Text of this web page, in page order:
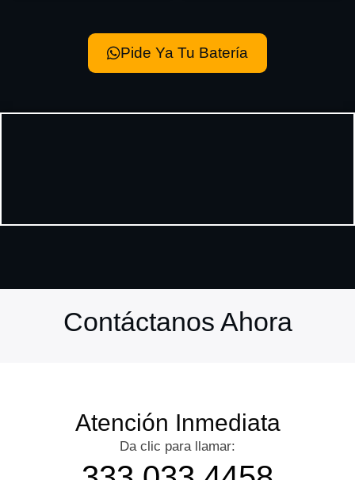
Pide Ya Tu Batería
Contáctanos Ahora
Atención Inmediata
Da clic para llamar: